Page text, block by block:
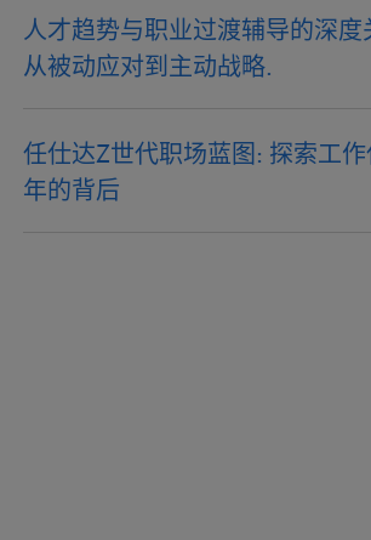
人才趋势与职业过渡辅导的深度
从被动应对到主动战略.
任仕达Z世代职场蓝图: 探索工作
年的背后